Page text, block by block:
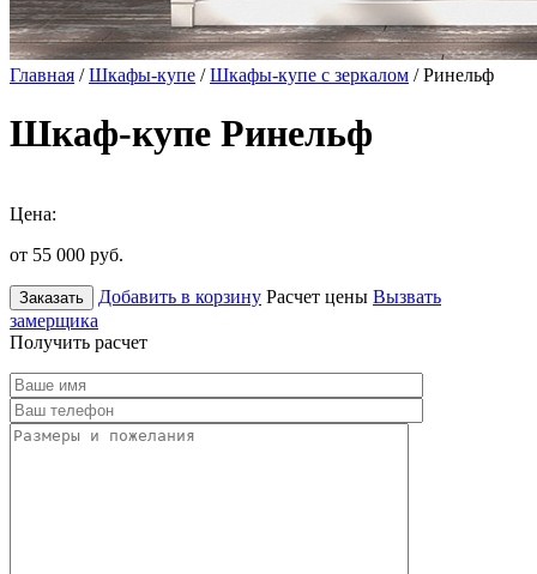
Главная /Шкафы-купе /Шкафы-купе с зеркалом / Ринельф
Шкаф-купе Ринельф
Цена:
от 55 000 руб.
Заказать Добавить в корзину Расчет цены Вызвать
замерщика
Получить расчет